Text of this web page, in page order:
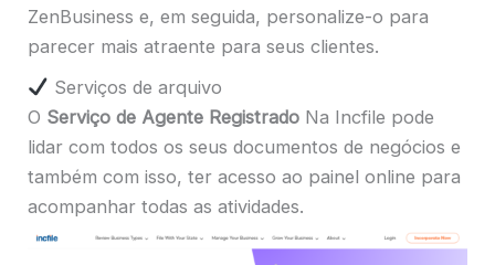
ZenBusiness e, em seguida, personalize-o para
parecer mais atraente para seus clientes.
Serviços de arquivo
O Serviço de Agente Registrado Na Incfile pode
lidar com todos os seus documentos de negócios e
também com isso, ter acesso ao painel online para
acompanhar todas as atividades.